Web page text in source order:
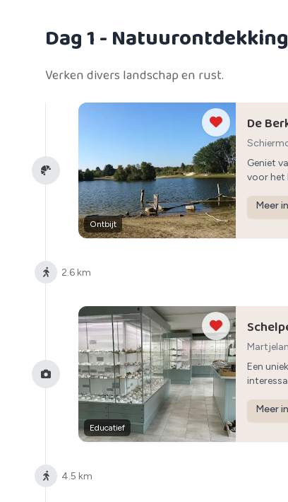
Dag 1- Natuurontdekking
Verken divers landschap en rust.
Ontbijt
De
Geniet
voor het
Meer
2.6 km
Educatief
Een
Meer
4.5 km